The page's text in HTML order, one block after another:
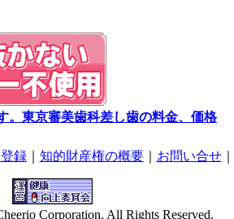
。東京審美歯科差し歯の料金、価格
録｜ 知的財産権の概要｜ お問い合せ｜
Corporation. All Rights Reserved.